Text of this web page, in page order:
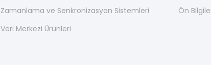
Zamanlama ve Senkronizasyon Sistemleri
Veri Merkezi Ürünleri
Ön